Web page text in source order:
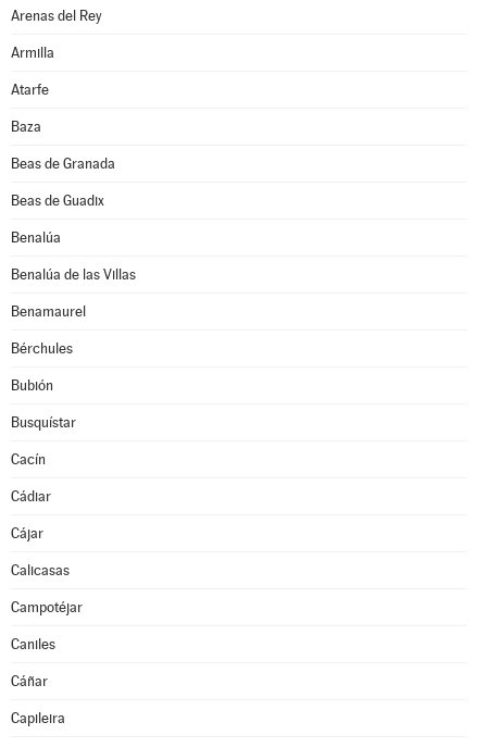
Arenas del Rey
Armilla
Atarfe
Baza
Beas de Granada
Beas de Guadix
Benalúa
Benalúa de las Villas
Benamaurel
Bérchules
Bubión
Busquístar
Cacín
Cádiar
Cájar
Calicasas
Campotéjar
Caniles
Cáñar
Capileira